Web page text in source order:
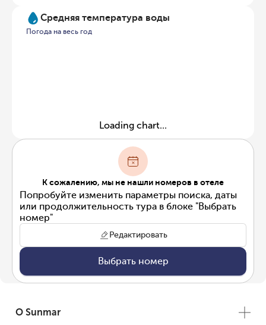
Средняя температура воды
Погода на весь год
Loading chart...
К сожалению, мы не нашли номеров в отеле
Попробуйте изменить параметры поиска, даты
или продолжительность тура в блоке "Выбрать
номер"
Редактировать
Выбрать номер
О Sunmar